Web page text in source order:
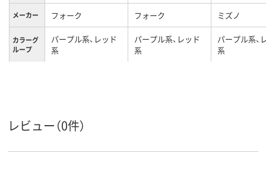
メーカー フォーク フォーク ミズノ
カラーグ
ループ
パープル系、レッド
系
パープル系、レッド
系
パープル系、
系
レビュー（0件）